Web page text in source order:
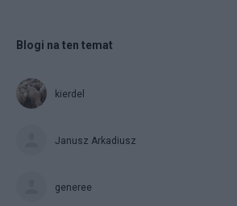
Blogi na ten temat
kierdel
Janusz Arkadiusz
generee